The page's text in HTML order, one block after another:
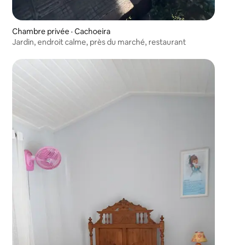
Chambre privée · Cachoeira
Jardin, endroit calme, près du marché, restaurant